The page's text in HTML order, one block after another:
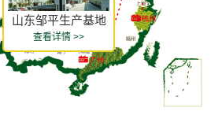
山东邹平生产基地
查看详情 >>